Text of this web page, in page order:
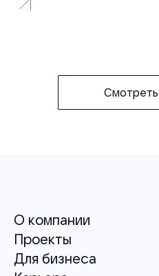
Смотреть
О компании
Проекты
Для бизнеса